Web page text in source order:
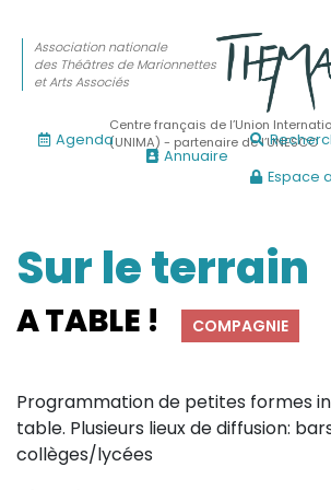
Sur le feu
(Actualités, annonces, vie
(Agenda, spectacles, événements
Sur le fond
Association nationale
des Théâtres de Marionnettes
et Arts Associés
Centre français de l’Union
(UNIMA) - partenaire de l’UNESCO
Agenda
Annuaire
Espace
Sur le terrain
A TABLE ! COMPAGNIE
Programmation de petites formes
table. Plusieurs lieux de diffusion:
collèges/lycées